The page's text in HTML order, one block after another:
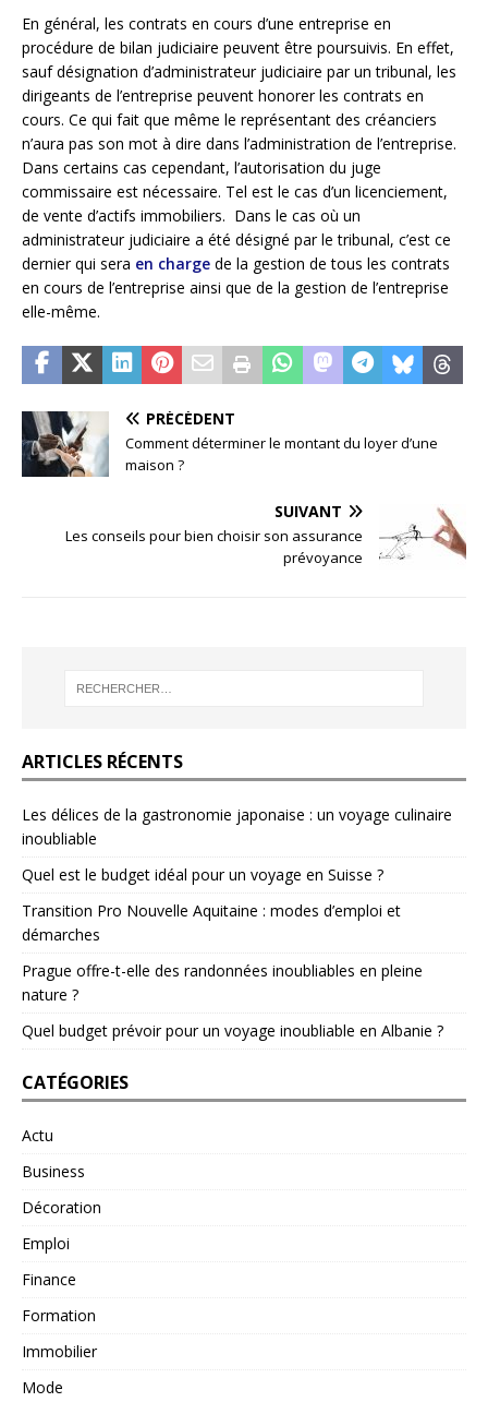
En général, les contrats en cours d’une entreprise en
procédure de bilan judiciaire peuvent être poursuivis. En effet,
sauf désignation d’administrateur judiciaire par un tribunal, les
dirigeants de l’entreprise peuvent honorer les contrats en
cours. Ce qui fait que même le représentant des créanciers
n’aura pas son mot à dire dans l’administration de l’entreprise.
Dans certains cas cependant, l’autorisation du juge
commissaire est nécessaire. Tel est le cas d’un licenciement,
de vente d’actifs immobiliers. Dans le cas où un
administrateur judiciaire a été désigné par le tribunal, c’est ce
dernier qui sera en charge de la gestion de tous les contrats
en cours de l’entreprise ainsi que de la gestion de l’entreprise
elle-même.
PRÉCÉDENT
Comment déterminer le montant du loyer d’une
maison ?
SUIVANT
Les conseils pour bien choisir son assurance
prévoyance
ARTICLES RÉCENTS
Les délices de la gastronomie japonaise : un voyage culinaire
inoubliable
Quel est le budget idéal pour un voyage en Suisse ?
Transition Pro Nouvelle Aquitaine : modes d’emploi et
démarches
Prague offre-t-elle des randonnées inoubliables en pleine
nature ?
Quel budget prévoir pour un voyage inoubliable en Albanie ?
CATÉGORIES
Actu
Business
Décoration
Emploi
Finance
Formation
Immobilier
Mode